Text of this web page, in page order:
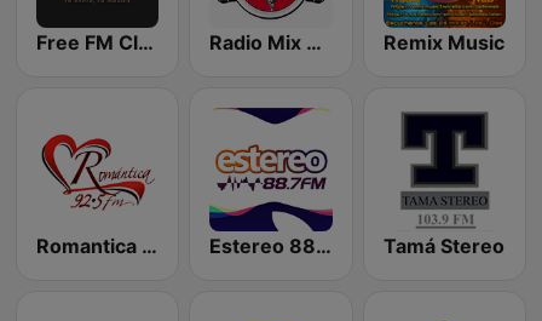
Free FM Classics Venezuela Radio Mix Retro Remix Music
Romantica 92.5 FM Estereo 88.7 FM Tamá Stereo